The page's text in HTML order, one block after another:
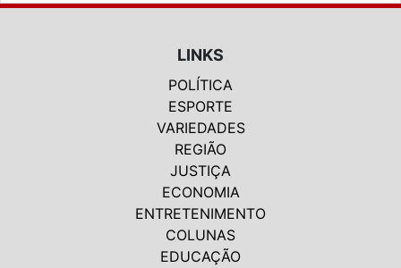
LINKS
POLÍTICA
ESPORTE
VARIEDADES
REGIÃO
JUSTIÇA
ECONOMIA
ENTRETENIMENTO
COLUNAS
EDUCAÇÃO